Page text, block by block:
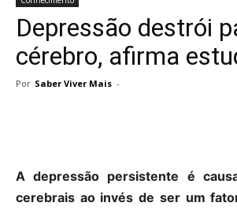
Depressão destrói
cérebro, afirma
Por Saber Viver Mais -
A depressão persistente é
cerebrais ao invés de ser um